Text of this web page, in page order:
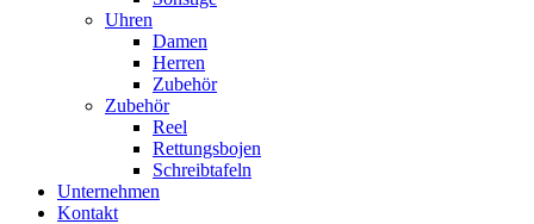
Uhren
Damen
Herren
Zubehör
Zubehör
Reel
Rettungsbojen
Schreibtafeln
Unternehmen
Kontakt